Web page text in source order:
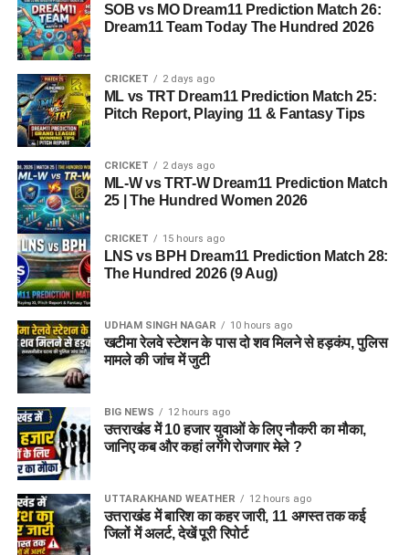
SOB vs MO Dream11 Prediction Match 26:
Dream11 Team Today The Hundred 2026
CRICKET 2 days ago
ML vs TRT Dream11 Prediction Match 25:
Pitch Report, Playing 11 & Fantasy Tips
CRICKET 2 days ago
ML-W vs TRT-W Dream11 Prediction Match
25 | The Hundred Women 2026
CRICKET 15 hours ago
LNS vs BPH Dream11 Prediction Match 28:
The Hundred 2026 (9 Aug)
UDHAM SINGH NAGAR 10 hours ago
खटीमा रेलवे स्टेशन के पास दो शव मिलने से हड़कंप, पुलिस
मामले की जांच में जुटी
BIG NEWS 12 hours ago
उत्तराखंड में 10 हजार युवाओं के लिए नौकरी का मौका,
जानिए कब और कहां लगेंगे रोजगार मेले ?
UTTARAKHAND WEATHER 12 hours ago
उत्तराखंड में बारिश का कहर जारी, 11 अगस्त तक कई
जिलों में अलर्ट, देखें पूरी रिपोर्ट